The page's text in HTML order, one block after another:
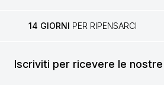
14 GIORNI PER RIPENSARCI
Iscriviti per ricevere le